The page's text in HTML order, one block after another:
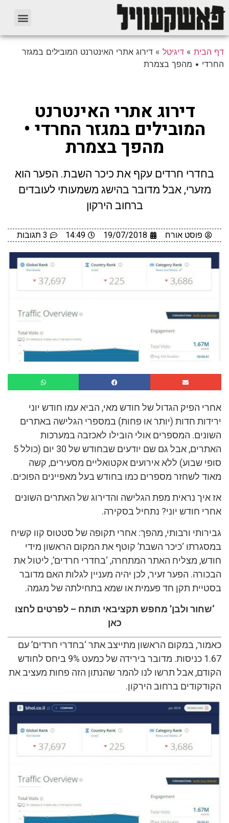
דף הבית » דיגיטל » דירוג אתרי האינטרנט המובילים במגזר
החרדי • מהפך בצמרת
דירוג אתרי האינטרנט
המובילים במגזר החרדי •
מהפך בצמרת
בחדרי חרדים עקף את כיכר השבת. הפער הוא
מזערי, אבל מדובר בהישג משמעותי לעובדים
ברחוב הירקון
פוסט אורח 19/07/2018
14:49 3 תגובות
אחרי הפיק הגדול של חודש מאי, הביא עמו חודש יוני
ירידות חדות (יותר או פחות) במספרי הגלישה באתרים
השונים. המספרים אולי הובילו לאכזבה במערכות
האתרים, אבל גם שם יודעים שבחודש של 30 יום (כולל 5
סופי שבוע) ללא אירועים אקטואליים מסעירים, קשה
מאוד לשחזר מספרים כמו בחודש בעל מאפיינים הפוכים.
אז איך נראית מפת הגלישה והדירוג של האתרים השונים
אחרי חודש יוני? נתחיל בסקירה.
גבירותי ורבותי, מהפך: אחרי תקופה של סטטוס קוו קשיח
במסגרתו ‘כיכר השבת’ קוטף את המקום הראשון מידי
חודש, מצליח האתר המתחרה, ‘בחדרי חרדים’, ליטול את
הבכורה. הפער זעיר, לכן יהיה מעניין לגלות האם מדובר
בסטיית תקן חד פעמית או שמא בתחילתה של מגמה.
‘שחור ולבן’ מחפש תקציבאי תותח – לפרטים לחצו
כאן
כאמור, במקום הראשון מתייצב אתר ‘בחדרי חרדים’ עם
1.67 כניסות. מדובר בירידה של כמעט 9% ביחס לחודש
הקודם, אבל תרשו לנו להמר שהנתון הזה פחות מעציב את
הקודקודים ברחוב הירקון.